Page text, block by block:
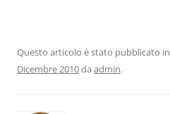
Questo articolo è stato pubblicato in
Dicembre 2010da admin.